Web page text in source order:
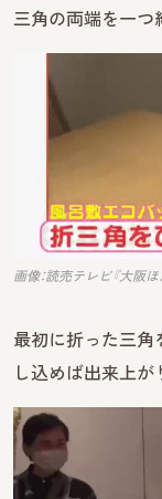
三角の両端を一つ
画像：読売テレビ『大阪
最初に折った三角
し込めば出来上が